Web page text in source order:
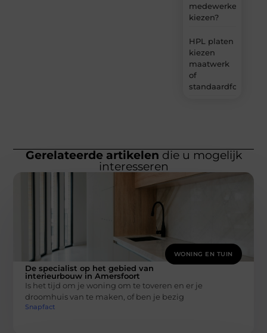
medewerkers
kiezen?
HPL platen
kiezen
maatwerk
of
standaardformaat
Gerelateerde artikelen die u mogelijk
interesseren
WONING EN TUIN
De specialist op het gebied van
interieurbouw in Amersfoort
Is het tijd om je woning om te toveren en er je
droomhuis van te maken, of ben je bezig
Snapfact